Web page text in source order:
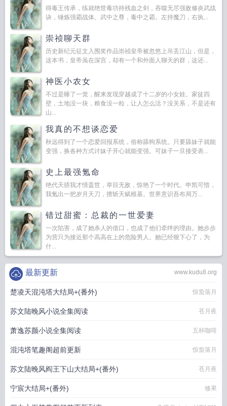
得毒王传承，练就绝世毒功持残血之剑，吞噬无尽强敌修炎武战
诀，锤炼强霸战体。武中之尊，毒中之霸。左持魔刀，右执...
崇祯聊天群
历史新纪元征文入围奖作品崇祯皇帝被忽悠上吊丢江山，但是，
这本书，皇帝虽在深宫，却有一个和外面人聊天的群，这还...
神医小农女
不过是睡了一觉，醒来发现穿越成了十二岁的小女娃。家徒四
壁，土地没一块，粮食没一粒，让人怎么活？没关系，不是还有
山...
我真的不想谈恋爱
秋远得到了一个恋爱回报系统，俗称舔狗系统。只要舔妹子就能
变强，换各种方式讨妹子开心就能变强。可妹子一旦接受表...
史上最强氪命
绝代天骄我才情盖世，举目无敌，惊艳了一个时代。申凯可惜，
我氪出一把岁月天刀，擅斩天赋根基。世界意识吾布局万...
错过甜蜜：总裁的一世爱妻
一次陷害，成了她杀人的借口，也成了他们牵绊的理由。她步步
为营只为接近那个高高在上的危险男人。她已经狠下心了，为
什...
www.kudu8.org
最新更新
楚凌天混沌塔大结局+(番外) 惊蛰落月
苏文陆晚风小说全集阅读 苍月夜
萧逸苏颜小说全集阅读 五杯咖啡
混沌塔笔趣阁超前更新 惊蛰落月
苏文陆晚风阎王下山大结局+(番外) 苍月夜
宁宸大结局+(番外) 修果